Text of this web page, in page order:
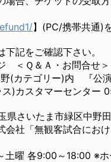
】(PC/携帯共通)
記をご確認下さい。
＜Ｑ＆Ａ・お問合せ
(カテゴリー)内 『公演
)カスタマーセンター
県さいたま市緑区中野
会社「無観客試合にお
曜 各9:00～18:00 ※